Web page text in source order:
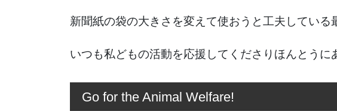
新聞紙の袋の大きさを変えて使おうと工夫している
いつも私どもの活動を応援してくださりほんとうに
Go for the Animal Welfare!